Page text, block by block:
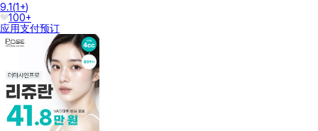
9.1(1+)
100+
应用支付预订